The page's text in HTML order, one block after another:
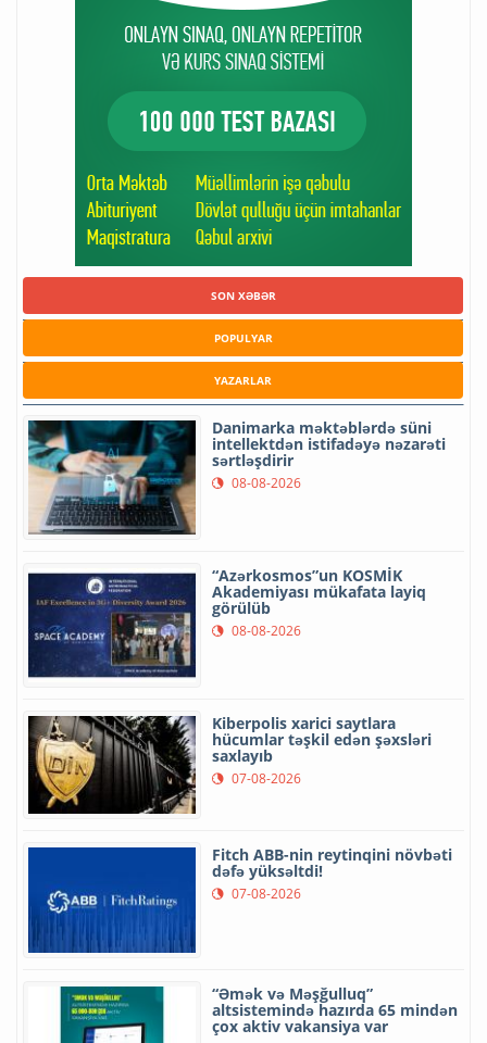
SON XƏBƏR
POPULYAR
YAZARLAR
Danimarka məktəblərdə süni
intellektdən istifadəyə nəzarəti
sərtləşdirir
08-08-2026
“Azərkosmos”un KOSMİK
Akademiyası mükafata layiq
görülüb
08-08-2026
Kiberpolis xarici saytlara
hücumlar təşkil edən şəxsləri
saxlayıb
07-08-2026
Fitch ABB-nin reytinqini növbəti
dəfə yüksəltdi!
07-08-2026
“Əmək və Məşğulluq”
altsistemində hazırda 65 mindən
çox aktiv vakansiya var